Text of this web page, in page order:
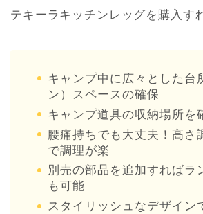
テキーラキッチンレッグを購入す
キャンプ中に広々とした台
ン）スペースの確保
キャンプ道具の収納場所を
腰痛持ちでも大丈夫！高さ
で調理が楽
別売の部品を追加すればラ
も可能
スタイリッシュなデザイン